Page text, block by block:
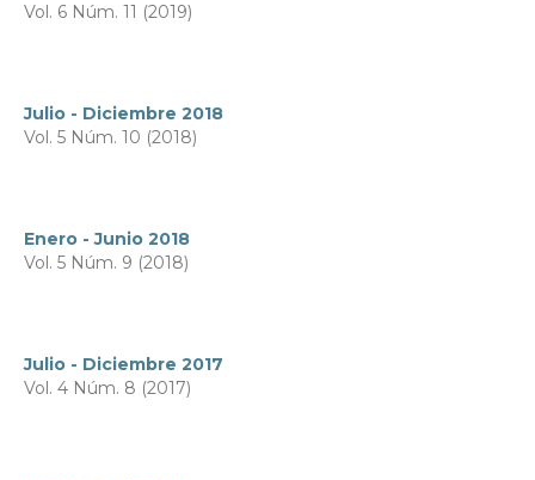
Vol. 6 Núm. 11 (2019)
Julio - Diciembre 2018
Vol. 5 Núm. 10 (2018)
Enero - Junio 2018
Vol. 5 Núm. 9 (2018)
Julio - Diciembre 2017
Vol. 4 Núm. 8 (2017)